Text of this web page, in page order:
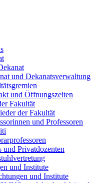
und Dekanatsverwaltung
und Öffnungszeiten
Fakultät
der Fakultät
und Professoren
und Privatdozenten
und Institute
und Institute